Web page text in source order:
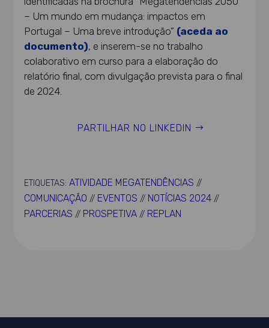
– Um mundo em mudança: impactos em
Portugal – Uma breve introdução” (aceda ao
documento), e inserem-se no trabalho
colaborativo em curso para a elaboração do
relatório final, com divulgação prevista para o final
de 2024.
PARTILHAR NO LINKEDIN
ETIQUETAS:ATIVIDADE MEGATENDÊNCIAS //
COMUNICAÇÃO // EVENTOS // NOTÍCIAS 2024 //
PARCERIAS // PROSPETIVA // REPLAN